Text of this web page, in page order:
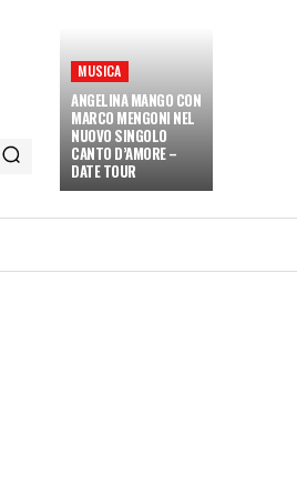
MUSICA
ANGELINA MANGO CON
MARCO MENGONI NEL
NUOVO SINGOLO
CANTO D’AMORE –
DATE TOUR